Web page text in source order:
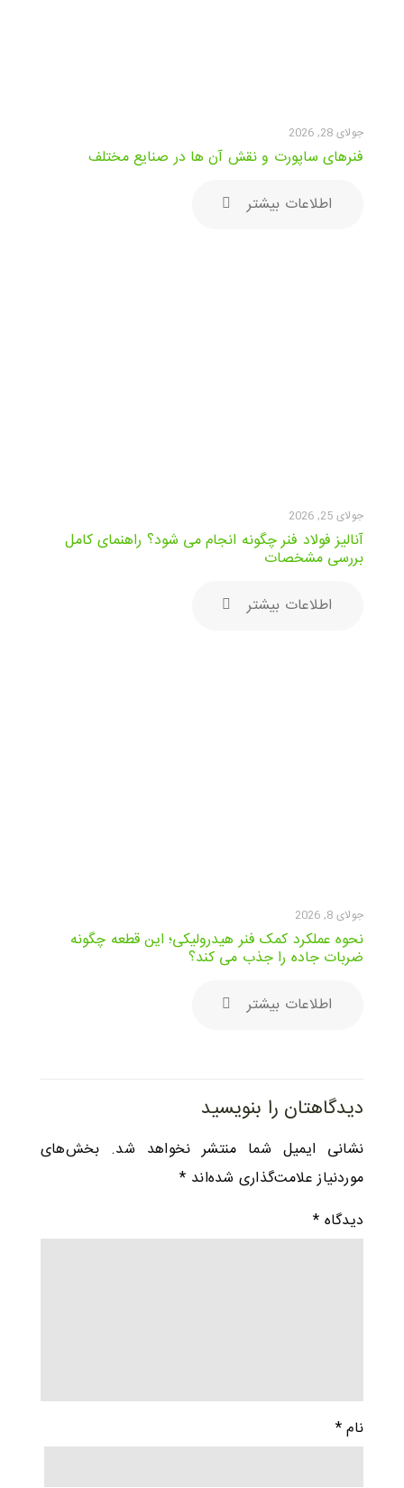
جولای 28, 2026
فنرهای ساپورت و نقش آن ها در صنایع مختلف
اطلاعات بیشتر
جولای 25, 2026
آنالیز فولاد فنر چگونه انجام می شود؟ راهنمای کامل
بررسی مشخصات
اطلاعات بیشتر
جولای 8, 2026
نحوه عملکرد کمک فنر هیدرولیکی؛ این قطعه چگونه
ضربات جاده را جذب می کند؟
اطلاعات بیشتر
دیدگاهتان را بنویسید
نشانی ایمیل شما منتشر نخواهد شد. بخش‌های
موردنیاز علامت‌گذاری شده‌اند *
دیدگاه *
نام*